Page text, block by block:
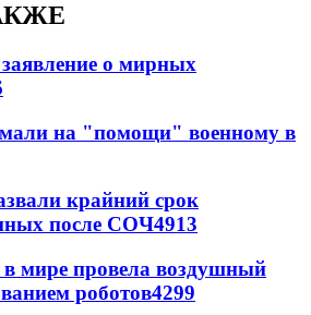
о мирных
на "помощи" военному в
крайний срок
после СОЧ4913
мире провела воздушный
роботов4299